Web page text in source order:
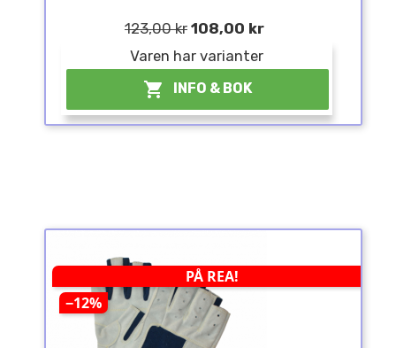
123,00 kr 108,00 kr
Varen har varianter
 INFO & BOK
PÅ REA!
−12%